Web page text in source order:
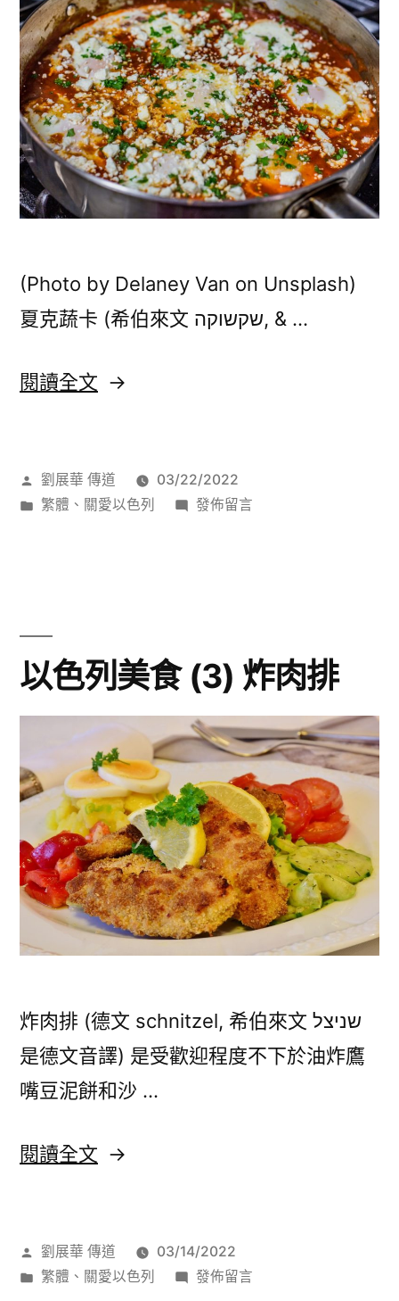
合
燒
烤〉
冷
混
合
燒
烤〉
(Photo by Delaney Van on Unsplash)
夏克蔬卡 (希伯來文 שקשוקה, & …
閱讀全文 〈以
美
蔬
卡〉
作
者:
劉展華 傳道
03/22/2022
分
繁體 、 關愛以色列
在
夏
蔬
卡〉
發佈留言
以色列美食 (3) 炸肉排
炸肉排 (德文 schnitzel, 希伯來文 שניצל
是德文音譯) 是受歡迎程度不下於油炸鷹
嘴豆泥餅和沙 …
閱讀全文 〈以
美
作
者:
劉展華 傳道
03/14/2022
分
繁體 、 關愛以色列
在
發佈留言